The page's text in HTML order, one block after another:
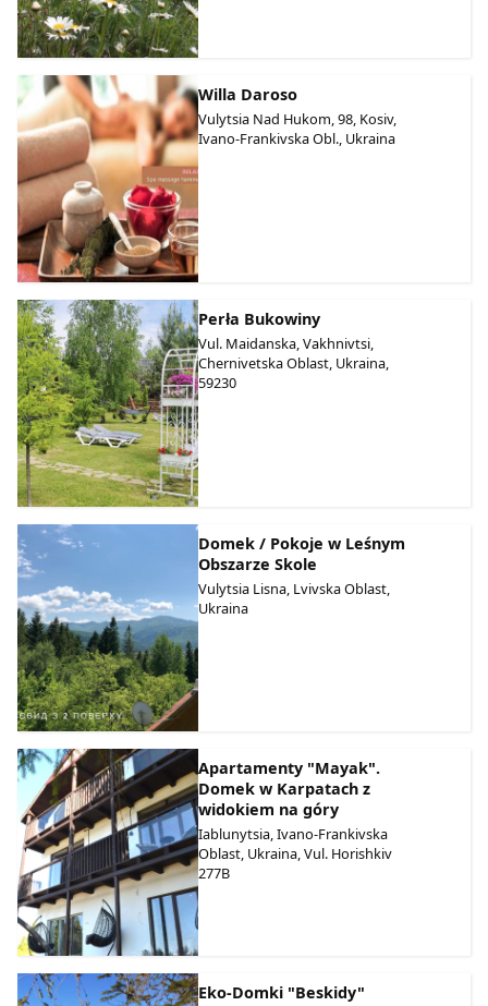
Willa Daroso
Vulytsia Nad Hukom, 98, Kosiv,
Ivano-Frankivska Obl., Ukraina
Perła Bukowiny
Vul. Maidanska, Vakhnivtsi,
Chernivetska Oblast, Ukraina,
59230
Domek / Pokoje w Leśnym
Obszarze Skole
Vulytsia Lisna, Lvivska Oblast,
Ukraina
Apartamenty "Mayak".
Domek w Karpatach z
widokiem na góry
Iablunytsia, Ivano-Frankivska
Oblast, Ukraina, Vul. Horishkiv
277B
Eko-Domki "Beskidy"